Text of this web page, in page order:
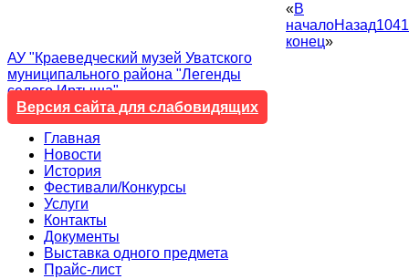
«В
началоНазад104
конец»
АУ "Краеведческий музей Уватского
муниципального района "Легенды
седого Иртыша"
Версия сайта для слабовидящих
Главная
Новости
История
Фестивали/Конкурсы
Услуги
Контакты
Документы
Выставка одного предмета
Прайс-лист